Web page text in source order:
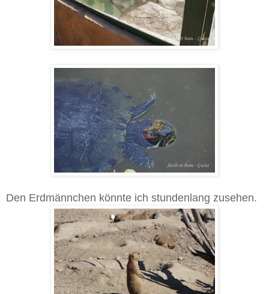
Den Erdmännchen könnte ich stundenlang zusehen.